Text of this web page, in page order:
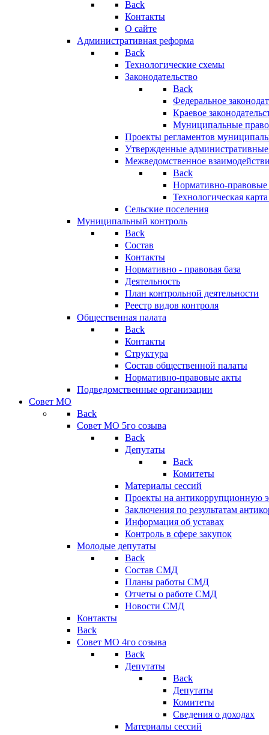
Back
Контакты
О сайте
Административная реформа
Back
Технологические схемы
Законодательство
Back
Федеральное
Краевое
Муниципальные
Проекты регламентов
Утвержденные
Межведомственное
Back
Нормативно-правовые
Технологическая
Сельские поселения
Муниципальный контроль
Back
Состав
Контакты
Нормативно - правовая база
Деятельность
План контрольной деятельности
Реестр видов контроля
Общественная палата
Back
Контакты
Структура
Состав общественной палаты
Нормативно-правовые акты
Подведомственные организации
Совет МО
Back
Совет МО 5го созыва
Back
Депутаты
Back
Комитеты
Материалы сессий
Проекты на антикоррупционную
Заключения по результатам
Информация об уставах
Контроль в сфере закупок
Молодые депутаты
Back
Состав СМД
Планы работы СМД
Отчеты о работе СМД
Новости СМД
Контакты
Back
Совет МО 4го созыва
Back
Депутаты
Back
Депутаты
Комитеты
Сведения о доходах
Материалы сессий